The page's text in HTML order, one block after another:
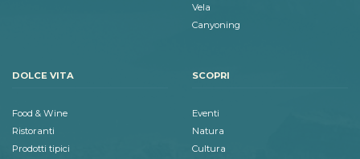
Vela
Canyoning
DOLCE VITA
Food & Wine
Ristoranti
Prodotti tipici
SCOPRI
Eventi
Natura
Cultura